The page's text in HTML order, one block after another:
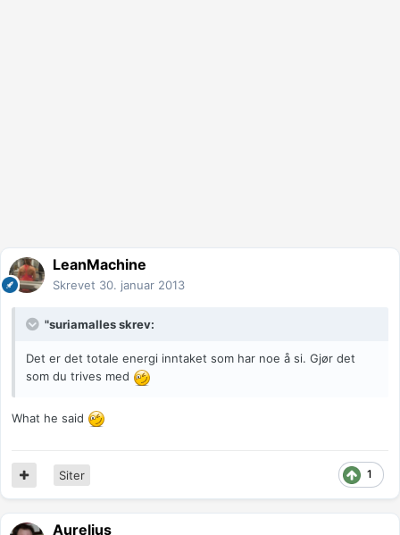
LeanMachine
Skrevet 30. januar 2013
"suriamalles skrev:
Det er det totale energi inntaket som har noe å si. Gjør det
som du trives med
What he said
1
Siter
Aurelius